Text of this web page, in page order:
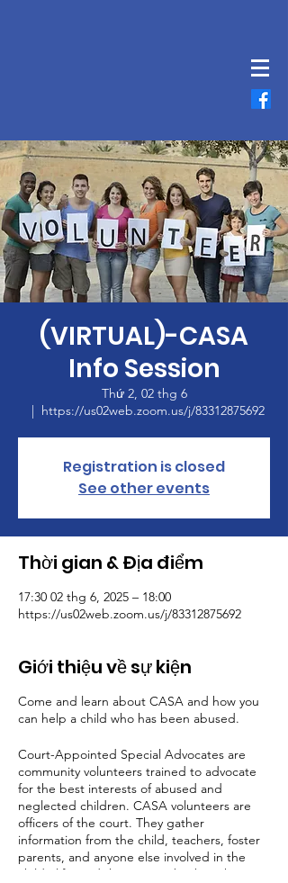
(VIRTUAL)-CASA
Info Session
Thứ 2, 02 thg 6
  |
https://us02web.zoom.us/j/83312875692
Registration is closed
See other events
Thời gian & Địa điểm
17:30 02 thg 6, 2025 – 18:00
https://us02web.zoom.us/j/83312875692
Giới thiệu về sự kiện
Come and learn about CASA and how you
can help a child who has been abused.
Court-Appointed Special Advocates are
community volunteers trained to advocate
for the best interests of abused and
neglected children. CASA volunteers are
officers of the court. They gather
information from the child, teachers, foster
parents, and anyone else involved in the
child’s life, and then report back to the